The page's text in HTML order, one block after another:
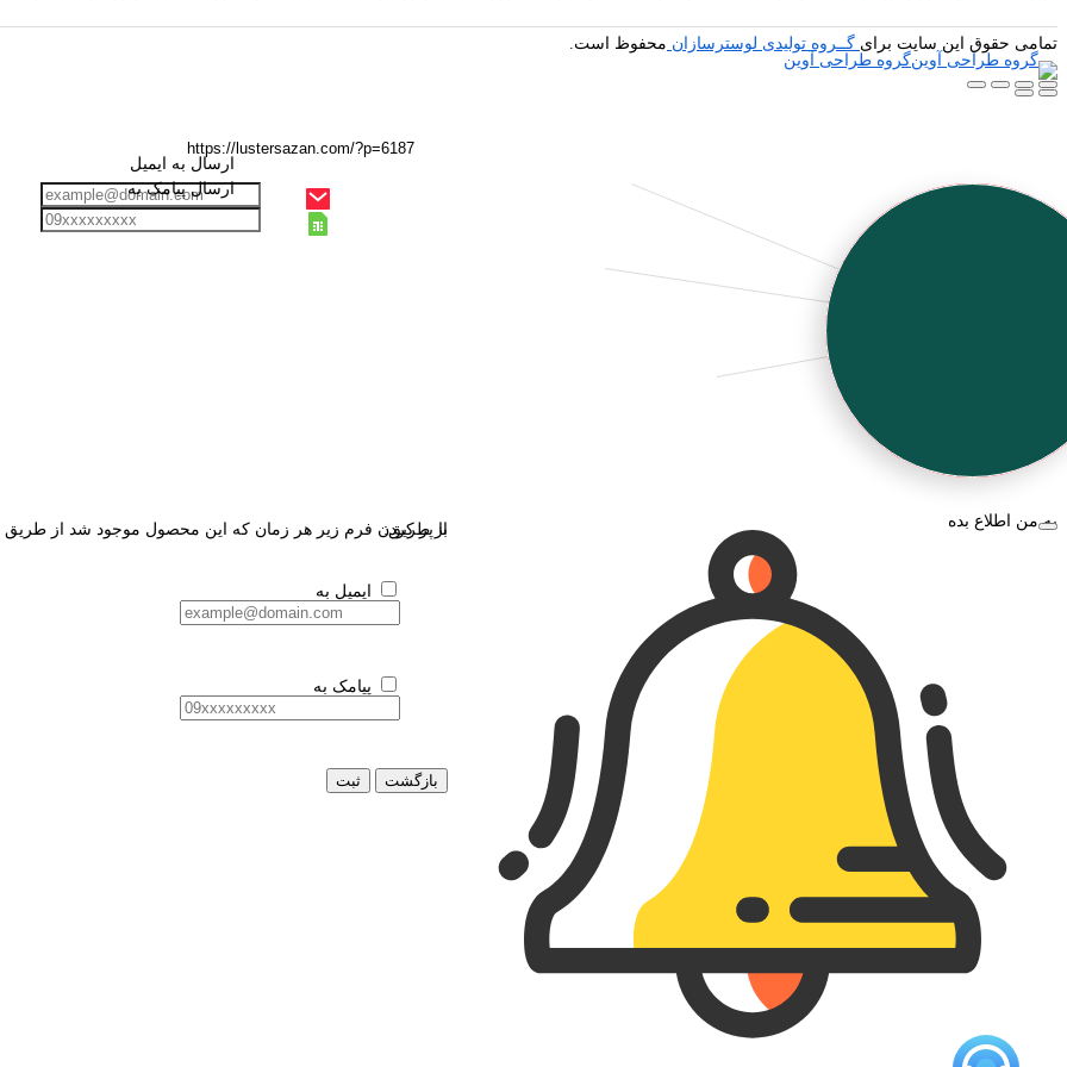
تمامی حقوق این سایت برای گــروه تولیدی لوسترسازان محفوظ است.
گروه طراحی آوین
ارسال به ایمیل
ارسال پیامک به
به من اطلاع بده با پر کردن فرم زیر هر زمان که این محصول موجود شد از طریق
از طریق:
ایمیل به
پیامک به
بازگشت ثبت